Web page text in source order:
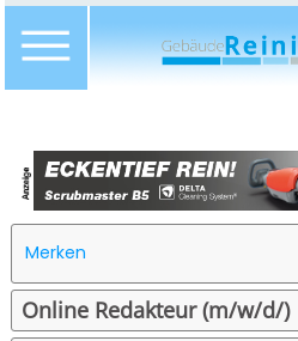
Merken
Online Redakteur (m/w/d/)